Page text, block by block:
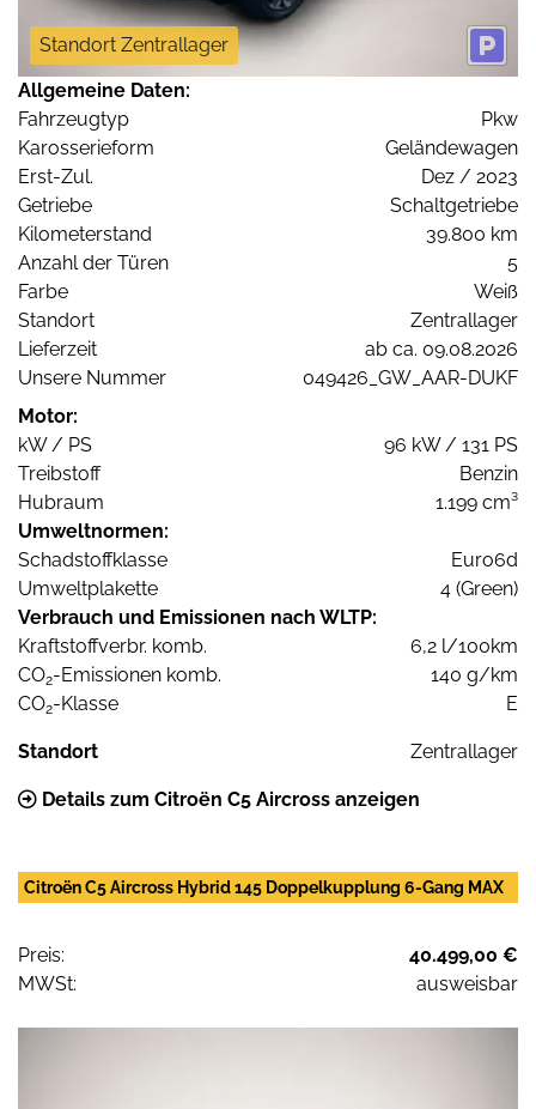
Standort Zentrallager
Allgemeine Daten:
Fahrzeugtyp
Pkw
Karosserieform
Geländewagen
Erst-Zul.
Dez / 2023
Getriebe
Schaltgetriebe
Kilometerstand
39.800 km
Anzahl der Türen
5
Farbe
Weiß
Standort
Zentrallager
Lieferzeit
ab ca. 09.08.2026
Unsere Nummer
049426_GW_AAR-DUKF
Motor:
kW / PS
96 kW / 131 PS
Treibstoff
Benzin
Hubraum
1.199 cm³
Umweltnormen:
Schadstoffklasse
Euro6d
Umweltplakette
4 (Green)
Verbrauch und Emissionen nach WLTP:
Kraftstoffverbr. komb.
6,2 l/100km
CO2-Emissionen komb.
140 g/km
CO2-Klasse E
Standort Zentrallager
Details zum Citroën C5 Aircross anzeigen
Citroën C5 Aircross Hybrid 145 Doppelkupplung 6-Gang MAX
Preis:
40.499,00 €
MWSt:
ausweisbar